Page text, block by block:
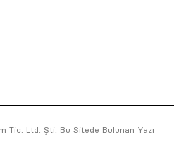
Tic. Ltd. Şti. Bu Sitede Bulunan Yazı
Tic. Ltd. Şti. Bu Sitede Bulunan
tarafından tasarlanmış ve